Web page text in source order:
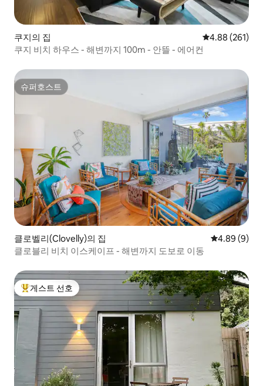
쿠지의 집 평점 4.88점(5
4.88 (261)
쿠지 비치 하우스 - 해변까지 100m - 안뜰 - 에어컨
슈퍼호스트
슈퍼호스트
클로벨리(Clovelly)의 집 평점 4.89점
4.89 (9)
클로블리 비치 이스케이프 - 해변까지 도보로 이동
상위 게스트 선호
게스트 선호